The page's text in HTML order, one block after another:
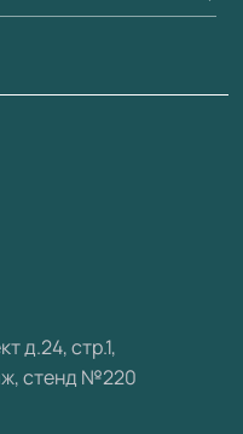
д.24, стр.1,
стенд №220